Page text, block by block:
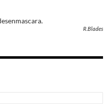
R.Blades